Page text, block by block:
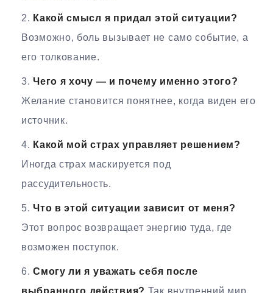
Какой смысл я придал этой ситуации?
Возможно, боль вызывает не само событие, а
его толкование.
Чего я хочу — и почему именно этого?
Желание становится понятнее, когда виден его
источник.
Какой мой страх управляет решением?
Иногда страх маскируется под
рассудительность.
Что в этой ситуации зависит от меня?
Этот вопрос возвращает энергию туда, где
возможен поступок.
Смогу ли я уважать себя после
выбранного действия? Так внутренний мир